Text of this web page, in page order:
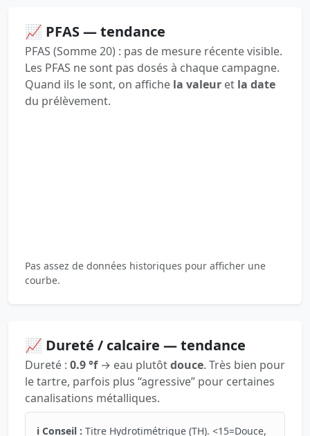
📈 PFAS — tendance
PFAS (Somme 20) : pas de mesure récente visible.
Les PFAS ne sont pas dosés à chaque campagne.
Quand ils le sont, on affiche la valeur et la date
du prélèvement.
Pas assez de données historiques pour afficher une
courbe.
📈 Dureté / calcaire — tendance
Dureté : 0.9 °f→ eau plutôtdouce. Très bien pour
le tartre, parfois plus “agressive” pour certaines
canalisations métalliques.
ℹ️ Conseil : Titre Hydrotimétrique (TH). <15=Douce,